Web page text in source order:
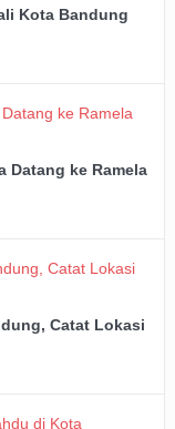
Kota Bandung
Datang ke Ramela
Catat Lokasi